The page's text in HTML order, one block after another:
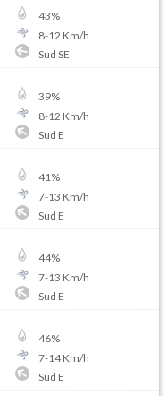
43%
8-12 Km/h
Sud SE
39%
8-12 Km/h
Sud E
41%
7-13 Km/h
Sud E
44%
7-13 Km/h
Sud E
46%
7-14Km/h
Sud E